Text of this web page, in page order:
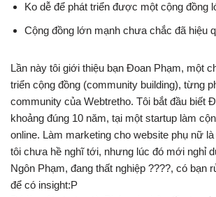
Ko dễ để phát triển được một cộng đồng
Cộng đồng lớn mạnh chưa chắc đã hiệu
Lần này tôi giới thiệu bạn Đoan Phạm, một
triển cộng đồng (community building), từng
community của Webtretho. Tôi bắt đầu biết
khoảng đúng 10 năm, tại một startup làm
online. Làm marketing cho website phụ nữ
tôi chưa hề nghĩ tới, nhưng lúc đó mới nghỉ
Ngôn Phạm, đang thất nghiệp ????, có bạn
để có insight:P